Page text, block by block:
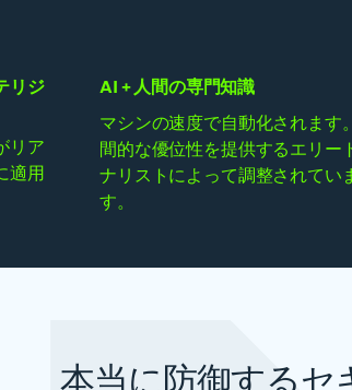
リジ
リア
適用
AI + 人間の専門知識
マシンの速度で自動化されます
間的な優位性を提供するエリー
ナリストによって調整されてい
す。
本当に防御するセ